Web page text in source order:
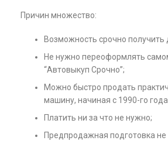
Причин множество:
Возможность срочно получить
Не нужно переоформлять
“Автовыкуп Срочно”;
Можно быстро продать
машину, начиная с 1990-го
Платить ни за что не нужно;
Предпродажная подготовка не